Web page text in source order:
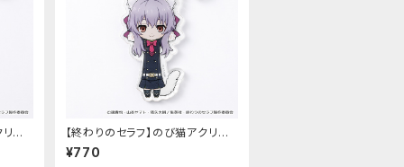
ル
【終わりのセラフ】のび猫アクリル
キーホルダー（柊シノア）
¥770